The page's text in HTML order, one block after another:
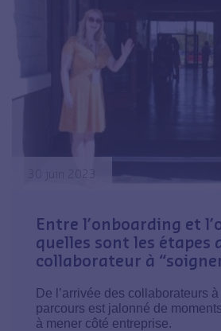
30 juin 2023
Entre l’onboarding et
quelles sont les étapes
collaborateur à
De l’arrivée des collaborateurs
parcours est jalonné de
à mener côté entreprise.